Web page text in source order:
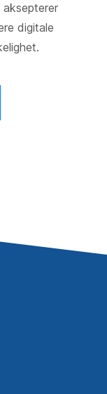
aksepterer
digitale